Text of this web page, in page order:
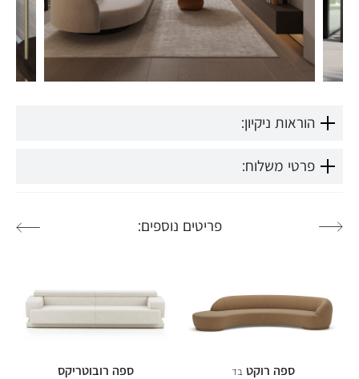
הוראות ניקיון:
פרטי משלוח:
פריטים נוספים:
ספה רוקט בד ספה רובוטריקס